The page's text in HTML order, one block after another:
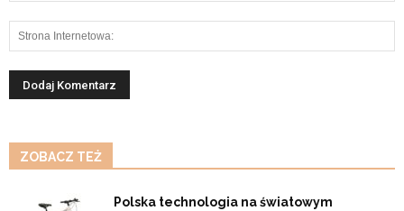
ZOBACZ TEŻ
Polska technologia na światowym